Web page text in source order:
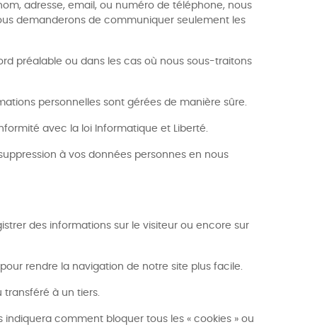
adresse, email, ou numéro de téléphone, nous
demanderons de communiquer seulement les
préalable ou dans les cas où nous sous-traitons
personnelles sont gérées de manière sûre.
avec la loi Informatique et Liberté.
à vos données personnes en nous
des informations sur le visiteur ou encore sur
rendre la navigation de notre site plus facile.
transféré à un tiers.
comment bloquer tous les « cookies » ou